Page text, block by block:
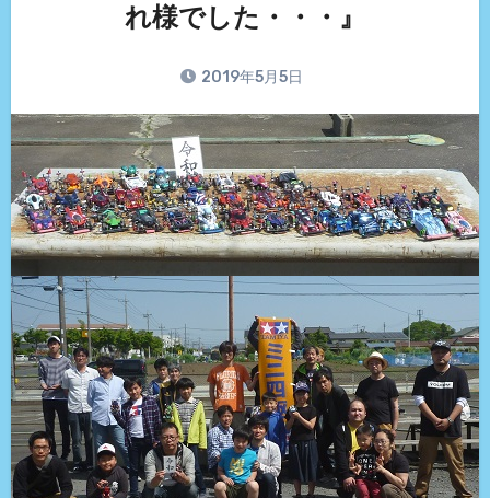
れ様でした・・・』
2019年5月5日